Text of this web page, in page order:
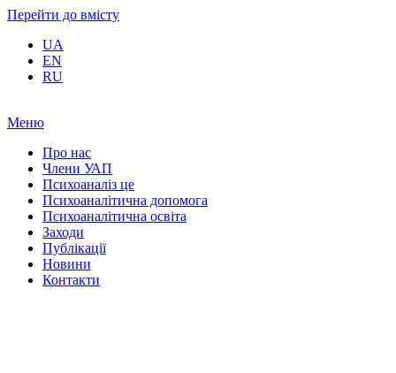
Перейти до вмісту
UA
EN
RU
Меню
Про нас
Члени УАП
Психоаналіз це
Психоаналітична допомога
Психоаналітична освіта
Заходи
Публікації
Новини
Контакти